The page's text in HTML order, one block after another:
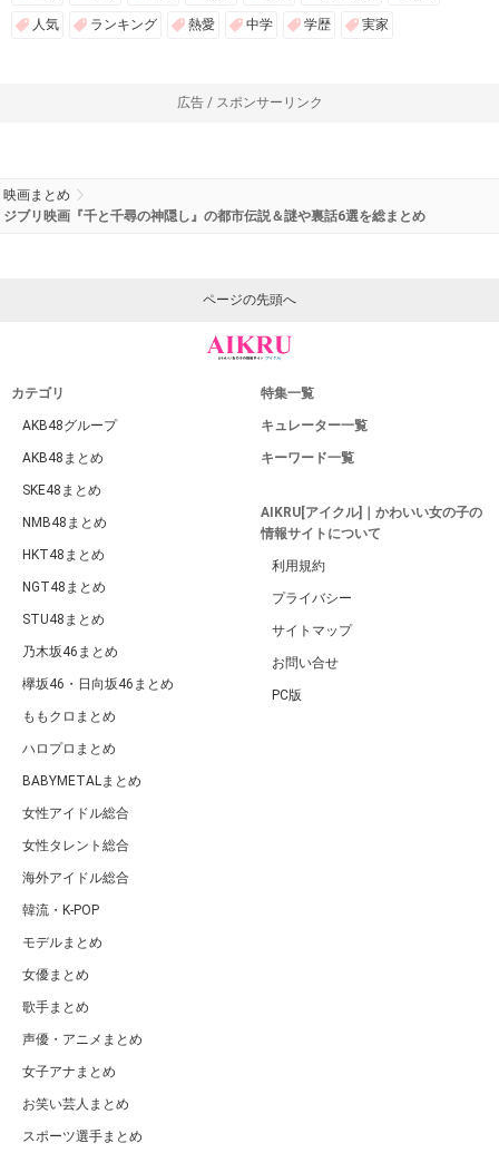
人気 ランキング 熱愛 中学 学歴 実家
広告 / スポンサーリンク
映画まとめ
ジブリ映画『千と千尋の神隠し』の都市伝説＆謎や裏話6選を総まとめ
ページの先頭へ
カテゴリ
AKB48グループ
AKB48まとめ
SKE48まとめ
NMB48まとめ
HKT48まとめ
NGT48まとめ
STU48まとめ
乃木坂46まとめ
欅坂46・日向坂46まとめ
ももクロまとめ
ハロプロまとめ
BABYMETALまとめ
女性アイドル総合
女性タレント総合
海外アイドル総合
韓流・K-POP
モデルまとめ
女優まとめ
歌手まとめ
声優・アニメまとめ
女子アナまとめ
お笑い芸人まとめ
スポーツ選手まとめ
特集一覧
キュレーター一覧
キーワード一覧
AIKRU[アイクル]｜かわいい女の子の
情報サイトについて
利用規約
プライバシー
サイトマップ
お問い合せ
PC版